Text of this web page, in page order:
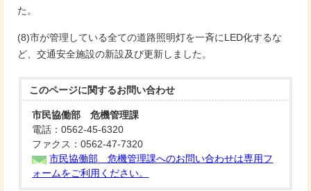
た。
(8)市が管理している全ての道路照明灯を一斉にLED化するな
ど、交通安全施設の新設及び更新しました。
このページに関するお問い合わせ
市民協働部 危機管理課
電話：0562-45-6320
ファクス：0562-47-7320
市民協働部 危機管理課へのお問い合わせは専用フ
ォームをご利用ください。